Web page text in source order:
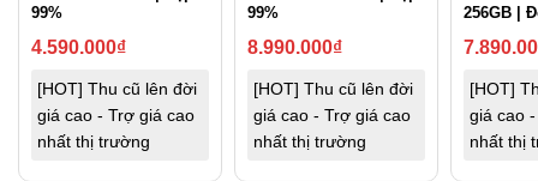
99%
4.590.000₫
[HOT] Thu cũ lên đời
giá cao - Trợ giá cao
nhất thị trường
99%
8.990.000₫
[HOT] Thu cũ lên đời
giá cao - Trợ giá cao
nhất thị trường
256GB |
[HOT]
giá cao
nhất thị